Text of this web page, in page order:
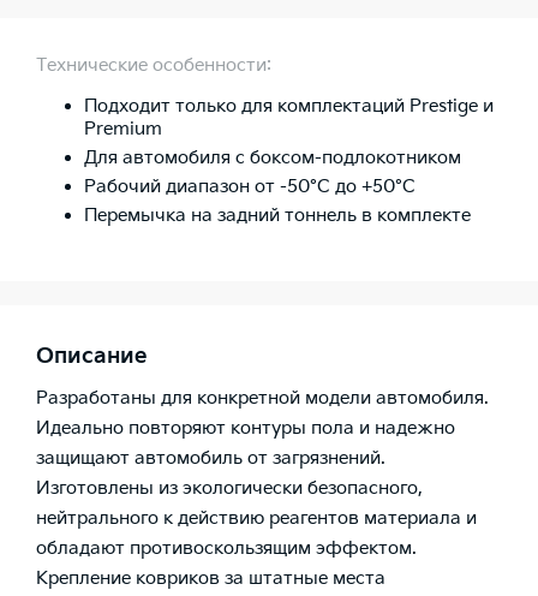
Технические особенности:
Подходит только для комплектаций Prestige и
Premium
Для автомобиля с боксом-подлокотником
Рабочий диапазон от -50°C до +50°C
Перемычка на задний тоннель в комплекте
Описание
Разработаны для конкретной модели автомобиля.
Идеально повторяют контуры пола и надежно
защищают автомобиль от загрязнений.
Изготовлены из экологически безопасного,
нейтрального к действию реагентов материала и
обладают противоскользящим эффектом.
Крепление ковриков за штатные места